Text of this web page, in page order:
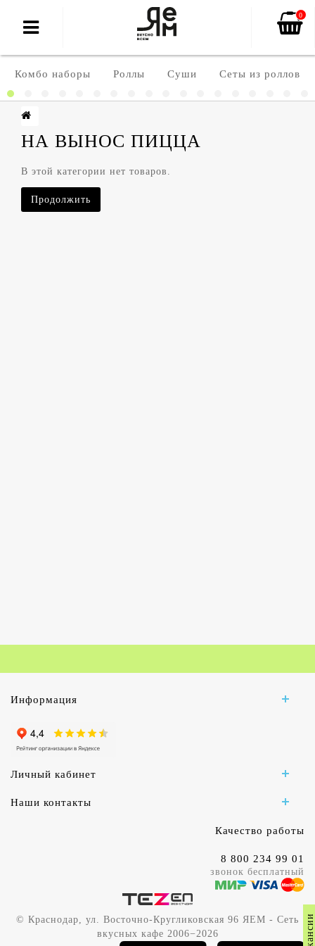
0
Комбо наборы Роллы Суши Сеты из роллов
НА ВЫНОС ПИЦЦА
В этой категории нет товаров.
Продолжить
Информация
Личный кабинет
Наши контакты
Качество работы
8 800 234 99 01
звонок бесплатный
© Краснодар, ул. Восточно-Кругликовская 96 ЯЕМ - Сеть
вкусных кафе 2006−2026
Вакансии